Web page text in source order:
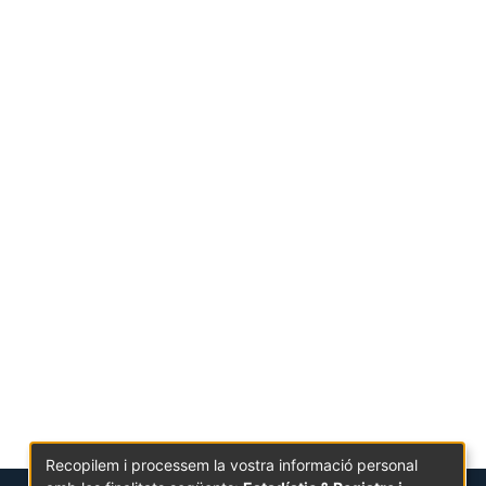
Recopilem i processem la vostra informació personal